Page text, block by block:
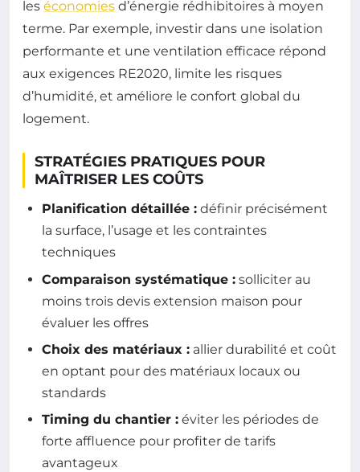
les économies d’énergie rédhibitoires à moyen
terme. Par exemple, investir dans une isolation
performante et une ventilation efficace répond
aux exigences RE2020, limite les risques
d’humidité, et améliore le confort global du
logement.
STRATÉGIES PRATIQUES POUR
MAÎTRISER LES COÛTS
Planification détaillée : définir précisément
la surface, l’usage et les contraintes
techniques
Comparaison systématique : solliciter au
moins trois devis extension maison pour
évaluer les offres
Choix des matériaux : allier durabilité et coût
en optant pour des matériaux locaux ou
standards
Timing du chantier : éviter les périodes de
forte affluence pour profiter de tarifs
avantageux